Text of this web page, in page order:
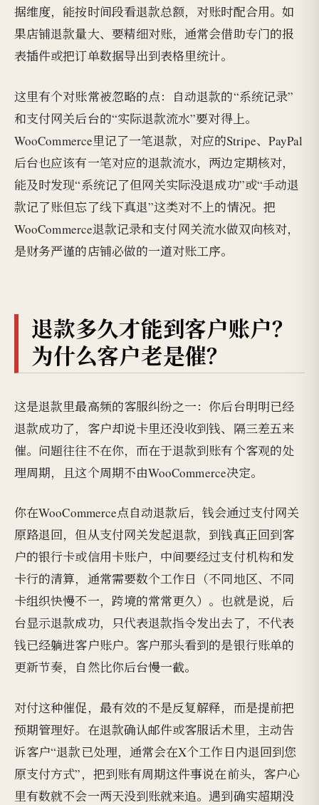
据维度，能按时间段看退款总额，对账时配合用。如
果店铺退款量大、要精细对账，通常会借助专门的报
表插件或把订单数据导出到表格里统计。
这里有个对账常被忽略的点：自动退款的“系统记录”
和支付网关后台的“实际退款流水”要对得上。
WooCommerce里记了一笔退款，对应的Stripe、PayPal
后台也应该有一笔对应的退款流水，两边定期核对，
能及时发现“系统记了但网关实际没退成功”或“手动退
款记了账但忘了线下真退”这类对不上的情况。把
WooCommerce退款记录和支付网关流水做双向核对，
是财务严谨的店铺必做的一道对账工序。
退款多久才能到客户账户？
为什么客户老是催？
这是退款里最高频的客服纠纷之一：你后台明明已经
退款成功了，客户却说卡里还没收到钱、隔三差五来
催。问题往往不在你，而在于退款到账有个客观的处
理周期，且这个周期不由WooCommerce决定。
你在WooCommerce点自动退款后，钱会通过支付网关
原路退回，但从支付网关发起退款，到钱真正回到客
户的银行卡或信用卡账户，中间要经过支付机构和发
卡行的清算，通常需要数个工作日（不同地区、不同
卡组织快慢不一，跨境的常常更久）。也就是说，后
台显示退款成功，只代表退款指令发出去了，不代表
钱已经躺进客户账户。客户那头看到的是银行账单的
更新节奏，自然比你后台慢一截。
对付这种催促，最有效的不是反复解释，而是提前把
预期管理好。在退款确认邮件或客服话术里，主动告
诉客户“退款已处理，通常会在X个工作日内退回到您
原支付方式”，把到账有周期这件事说在前头，客户心
里有数就不会一两天没到账就来追。遇到确实超期没